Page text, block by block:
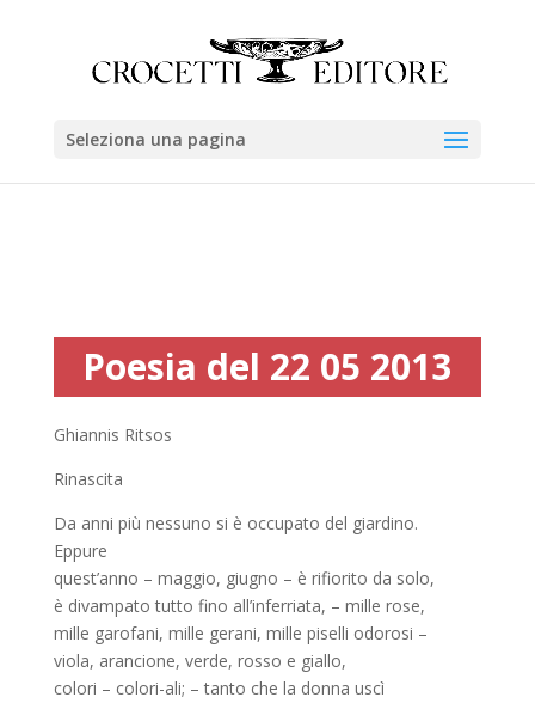
Seleziona una pagina
Poesia del 22 05 2013
Ghiannis Ritsos
Rinascita
Da anni più nessuno si è occupato del giardino.
Eppure
quest’anno – maggio, giugno – è rifiorito da solo,
è divampato tutto fino all’inferriata, – mille rose,
mille garofani, mille gerani, mille piselli odorosi –
viola, arancione, verde, rosso e giallo,
colori – colori-ali; – tanto che la donna uscì